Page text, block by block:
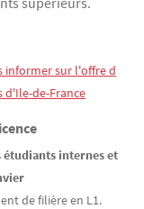
informer sur l'offre d
d'Ile-de-France
étudiants internes et
de filière en L1.